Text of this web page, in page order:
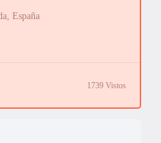
España
1739 Vistos